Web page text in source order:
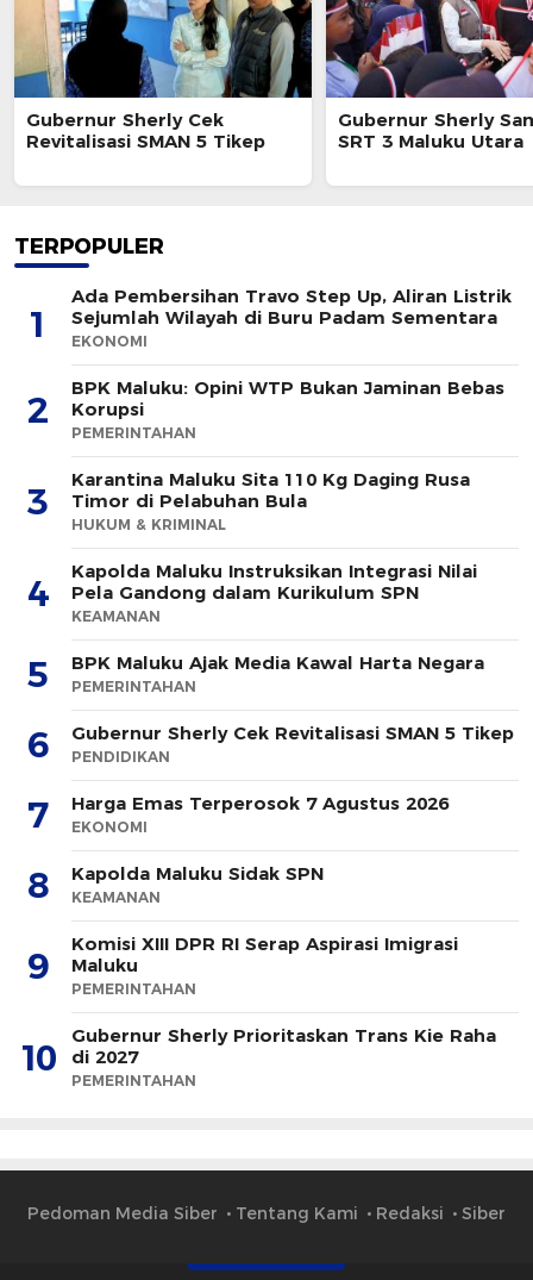
Gubernur Sherly Cek
Revitalisasi SMAN 5 Tikep
Gubernur Sherly
SRT 3 Maluku Utara
TERPOPULER
1
Ada Pembersihan Travo Step Up, Aliran Listrik
Sejumlah Wilayah di Buru Padam Sementara
EKONOMI
2
BPK Maluku: Opini WTP Bukan Jaminan Bebas
Korupsi
PEMERINTAHAN
3
Karantina Maluku Sita 110 Kg Daging Rusa
Timor di Pelabuhan Bula
HUKUM & KRIMINAL
4
Kapolda Maluku Instruksikan Integrasi Nilai
Pela Gandong dalam Kurikulum SPN
KEAMANAN
5 BPK Maluku Ajak Media Kawal Harta Negara
PEMERINTAHAN
6 Gubernur Sherly Cek Revitalisasi SMAN 5 Tikep
PENDIDIKAN
7 Harga Emas Terperosok 7 Agustus 2026
EKONOMI
8 Kapolda Maluku Sidak SPN
KEAMANAN
9
Komisi XIII DPR RI Serap Aspirasi Imigrasi
Maluku
PEMERINTAHAN
10
Gubernur Sherly Prioritaskan Trans Kie Raha
di 2027
PEMERINTAHAN
Pedoman Media Siber Tentang Kami Redaksi Siber